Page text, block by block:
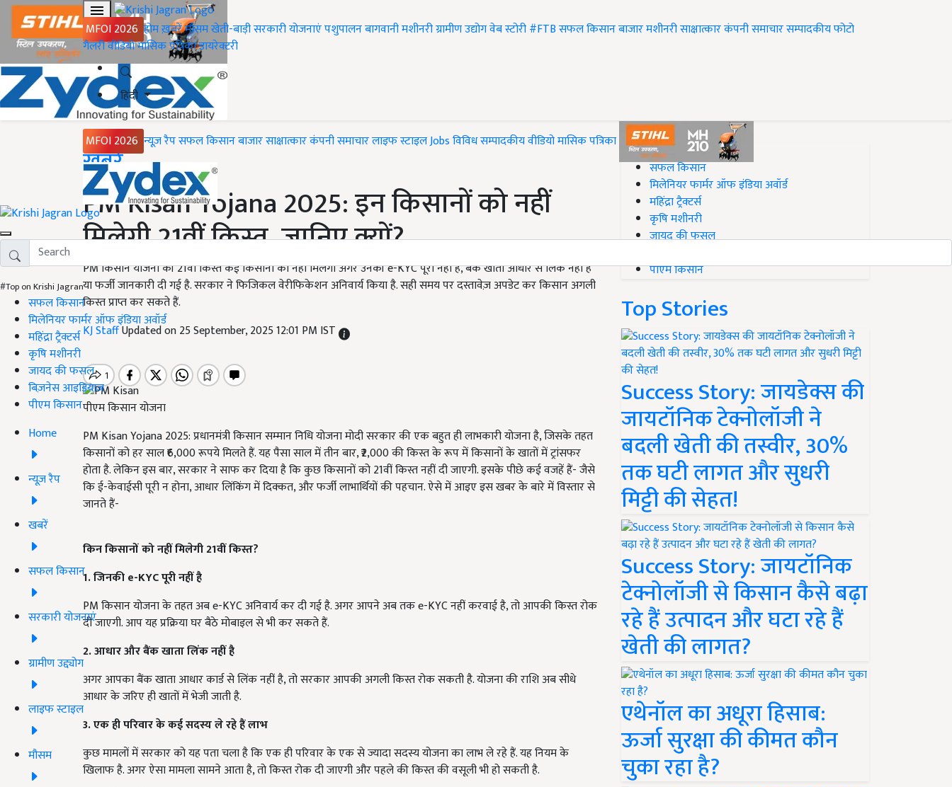
MFOI 2026 होमख़बरेंमौसमखेती-बाड़ीसरकारी योजनाएंपशुपालनबागवानीमशीनरीग्रामीण उद्योगवेब स्टोरी#FTBसफल किसानबाजारमशीनरीसाक्षात्कारकंपनी समाचारसम्पादकीयफोटो
गैलरीवीडियोमासिक पत्रिकाडायरेक्टरी
हिंदी
MFOI 2026 न्यूज़ रैपसफल किसानबाजारसाक्षात्कारकंपनी समाचारलाइफ स्टाइलJobsविविधसम्पादकीयवीडियोमासिक पत्रिका
#Top on Krishi Jagran
सफल किसान
मिलेनियर फार्मर ऑफ इंडिया अवॉर्ड
महिंद्रा ट्रैक्टर्स
कृषि मशीनरी
जायद की फसल
बिज़नेस आइडियाज
पीएम किसान
Home
न्यूज़ रैप
खबरें
सफल किसान
सरकारी योजनाएं
ग्रामीण उद्द्योग
लाइफ स्टाइल
मौसम
Home
ख़बरें
PM Kisan Yojana 2025: इन किसानों को नहीं
मिलेगी 21वीं किस्त, जानिए क्यों?
PM किसान योजना की 21वीं किस्त कई किसानों को नहीं मिलेगी अगर उनकी e-KYC पूरी नहीं है, बैंक खाता आधार से लिंक नहीं है
या फर्जी जानकारी दी गई है. सरकार ने फिजिकल वेरीफिकेशन अनिवार्य किया है. सही समय पर दस्तावेज़ अपडेट कर किसान अगली
किस्त प्राप्त कर सकते हैं.
KJ StaffUpdated on 25 September, 2025 12:01 PM IST
पीएम किसान योजना
PM Kisan Yojana 2025: प्रधानमंत्री किसान सम्मान निधि योजना मोदी सरकार की एक बहुत ही लाभकारी योजना है, जिसके तहत
किसानों को हर साल ₹6,000 रूपये मिलते हैं. यह पैसा साल में तीन बार, ₹2,000 की किस्त के रूप में किसानों के खातों में ट्रांसफर
होता है. लेकिन इस बार, सरकार ने साफ कर दिया है कि कुछ किसानों को 21वीं किस्त नहीं दी जाएगी. इसके पीछे कई वजहें हैं- जैसे
कि ई-केवाईसी पूरी न होना, आधार लिंकिंग में दिक्कत, और फर्जी लाभार्थियों की पहचान. ऐसे में आइए इस खबर के बारे में विस्तार से
जानते हैं-
किन किसानों को नहीं मिलेगी 21वीं किस्त?
1. जिनकी e-KYCपूरी नहीं है
PM किसान योजना के तहत अब e-KYC अनिवार्य कर दी गई है. अगर आपने अब तक e-KYC नहीं करवाई है, तो आपकी किस्त रोक
दी जाएगी. आप यह प्रक्रिया घर बैठे मोबाइल से भी कर सकते हैं.
2. आधार और बैंक खाता लिंक नहीं है
अगर आपका बैंक खाता आधार कार्ड से लिंक नहीं है, तो सरकार आपकी अगली किस्त रोक सकती है. योजना की राशि अब सीधे
आधार के जरिए ही खातों में भेजी जाती है.
3. एक ही परिवार के कई सदस्य ले रहे हैं लाभ
कुछ मामलों में सरकार को यह पता चला है कि एक ही परिवार के एक से ज्यादा सदस्य योजना का लाभ ले रहे हैं. यह नियम के
खिलाफ है. अगर ऐसा मामला सामने आता है, तो किस्त रोक दी जाएगी और पहले की किस्त की वसूली भी हो सकती है.
#Top on Krishi Jagran
सफल किसान
मिलेनियर फार्मर ऑफ इंडिया अवॉर्ड
महिंद्रा ट्रैक्टर्स
कृषि मशीनरी
जायद की फसल
पीएम किसान
Top Stories
Success Story: जायडेक्स की
जायटॉनिक टेक्नोलॉजी ने
बदली खेती की तस्वीर, 30%
तक घटी लागत और सुधरी
मिट्टी की सेहत!
Success Story: जायटॉनिक
टेक्नोलॉजी से किसान कैसे बढ़ा
रहे हैं उत्पादन और घटा रहे हैं
खेती की लागत?
एथेनॉल का अधूरा हिसाब:
ऊर्जा सुरक्षा की कीमत कौन
चुका रहा है?